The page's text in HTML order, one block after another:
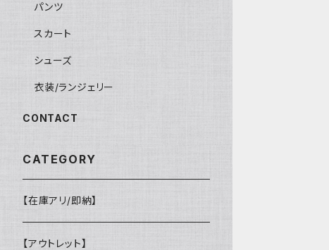
パンツ
スカート
シューズ
衣装/ランジェリー
CONTACT
CATEGORY
【在庫アリ/即納】
【アウトレット】